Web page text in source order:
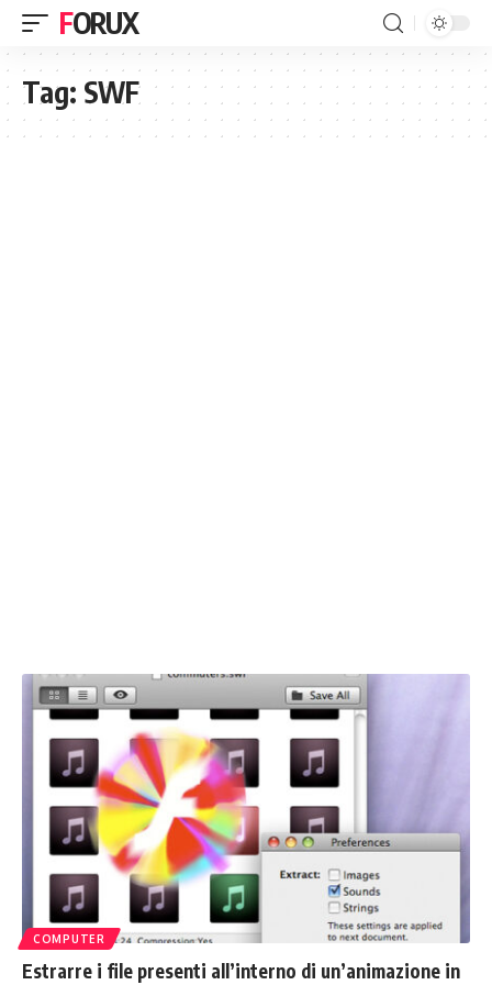
FORUX
Tag: SWF
COMPUTER
Estrarre i file presenti all’interno di un’animazione in